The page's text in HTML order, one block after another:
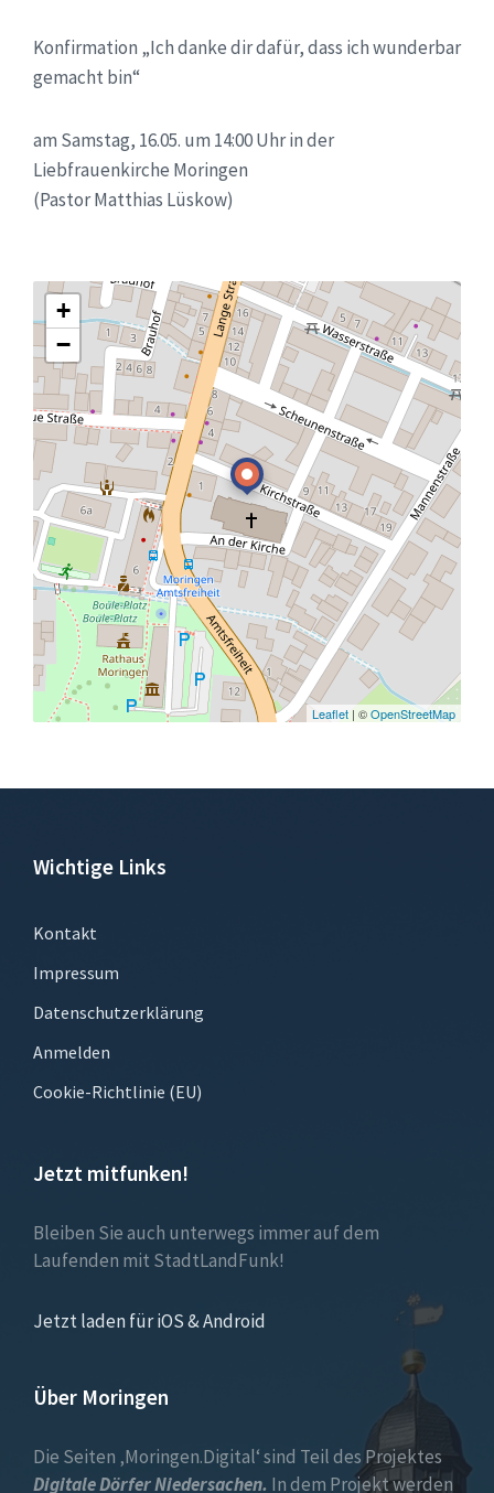
Konfirmation „Ich danke dir dafür, dass ich wunderbar
gemacht bin“
am Samstag, 16.05. um 14:00 Uhr in der
Liebfrauenkirche Moringen
(Pastor Matthias Lüskow)
+
−
Leaflet | ©OpenStreetMap
Wichtige Links
Kontakt
Impressum
Datenschutzerklärung
Anmelden
Cookie-Richtlinie (EU)
Jetzt mitfunken!
Bleiben Sie auch unterwegs immer auf dem
Laufenden mit StadtLandFunk!
Jetzt laden für iOS & Android
Über Moringen
Die Seiten ‚Moringen.Digital‘ sind Teil des Projektes
Digitale Dörfer Niedersachen. In dem Projekt werden